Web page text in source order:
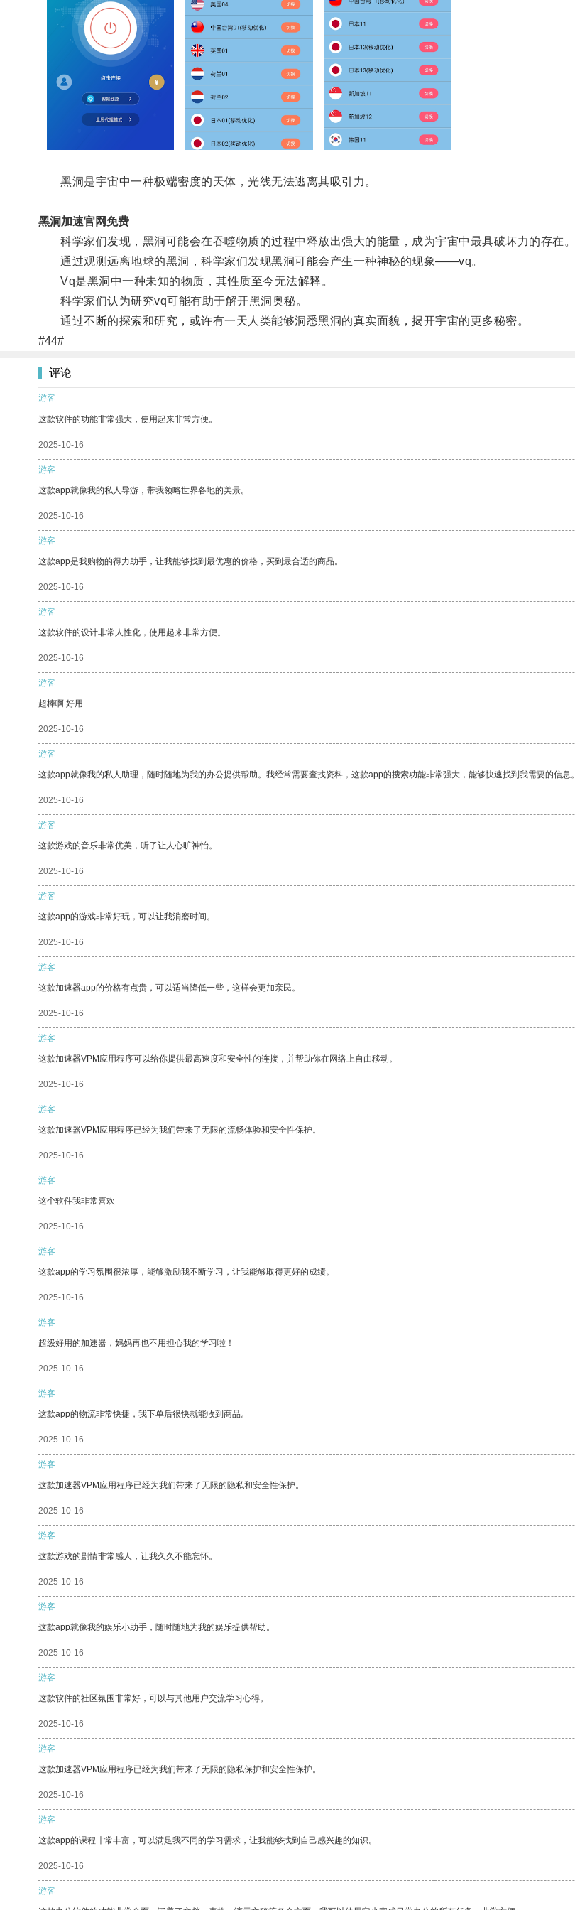
黑洞是宇宙中一种极端密度的天体，光线无法逃离其吸引力。
黑洞加速官网免费
科学家们发现，黑洞可能会在吞噬物质的过程中释放出强大的能量，成为宇宙中最具破坏力的存在。
通过观测远离地球的黑洞，科学家们发现黑洞可能会产生一种神秘的现象——vq。
Vq是黑洞中一种未知的物质，其性质至今无法解释。
科学家们认为研究vq可能有助于解开黑洞奥秘。
通过不断的探索和研究，或许有一天人类能够洞悉黑洞的真实面貌，揭开宇宙的更多秘密。
#44#
评论
游客
这款软件的功能非常强大，使用起来非常方便。
2025-10-16
游客
这款app就像我的私人导游，带我领略世界各地的美景。
2025-10-16
游客
这款app是我购物的得力助手，让我能够找到最优惠的价格，买到最合适的商品。
2025-10-16
游客
这款软件的设计非常人性化，使用起来非常方便。
2025-10-16
游客
超棒啊 好用
2025-10-16
游客
这款app就像我的私人助理，随时随地为我的办公提供帮助。我经常需要查找资料，这款app的搜索功能非常强大，能够快速找到我需要的信息。
2025-10-16
游客
这款游戏的音乐非常优美，听了让人心旷神怡。
2025-10-16
游客
这款app的游戏非常好玩，可以让我消磨时间。
2025-10-16
游客
这款加速器app的价格有点贵，可以适当降低一些，这样会更加亲民。
2025-10-16
游客
这款加速器VPM应用程序可以给你提供最高速度和安全性的连接，并帮助你在网络上自由移动。
2025-10-16
游客
这款加速器VPM应用程序已经为我们带来了无限的流畅体验和安全性保护。
2025-10-16
游客
这个软件我非常喜欢
2025-10-16
游客
这款app的学习氛围很浓厚，能够激励我不断学习，让我能够取得更好的成绩。
2025-10-16
游客
超级好用的加速器，妈妈再也不用担心我的学习啦！
2025-10-16
游客
这款app的物流非常快捷，我下单后很快就能收到商品。
2025-10-16
游客
这款加速器VPM应用程序已经为我们带来了无限的隐私和安全性保护。
2025-10-16
游客
这款游戏的剧情非常感人，让我久久不能忘怀。
2025-10-16
游客
这款app就像我的娱乐小助手，随时随地为我的娱乐提供帮助。
2025-10-16
游客
这款软件的社区氛围非常好，可以与其他用户交流学习心得。
2025-10-16
游客
这款加速器VPM应用程序已经为我们带来了无限的隐私保护和安全性保护。
2025-10-16
游客
这款app的课程非常丰富，可以满足我不同的学习需求，让我能够找到自己感兴趣的知识。
2025-10-16
游客